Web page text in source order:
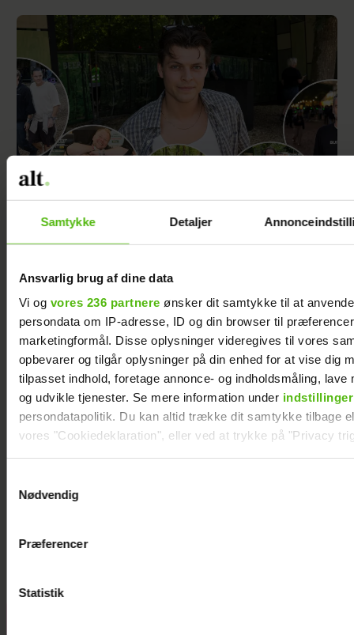
Samtykke Detaljer
Ansvarlig brug af dine data
Vi og vores 236 partnere ønsker dit samtykke til at
persondata om IP-adresse, ID og din browser til
marketingformål. Disse oplysninger videregives til vores
opbevarer og tilgår oplysninger på din enhed for at vise dig
tilpasset indhold, foretage annonce- og indholdsmåling, lave
og udvikle tjenester. Se mere information under indstillinger
persondatapolitik. Du kan altid trække dit samtykke tilbage
vores "Cookiedeklaration", eller ved at trykke på "Privacy
Vi anvender egne cookies og cookies fra tredjeparter til at
generere statistik og huske dine præferencer samt til brug
Nødvendig
Præferencer
Statistik
KÆMPE GALLERI: De kendte elsker